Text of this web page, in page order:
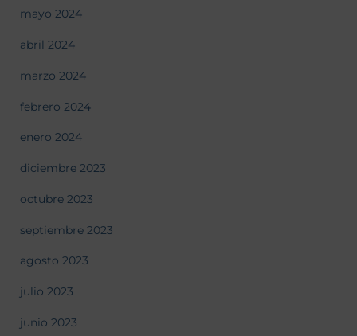
mayo 2024
abril 2024
marzo 2024
febrero 2024
enero 2024
diciembre 2023
octubre 2023
septiembre 2023
agosto 2023
julio 2023
junio 2023